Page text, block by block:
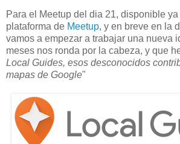
Para el Meetup del dia 21, disponible
plataforma de Meetup, y en breve en la
vamos a empezar a trabajar una nueva
meses nos ronda por la cabeza, y que
Local Guides, esos desconocidos
mapas de Google"